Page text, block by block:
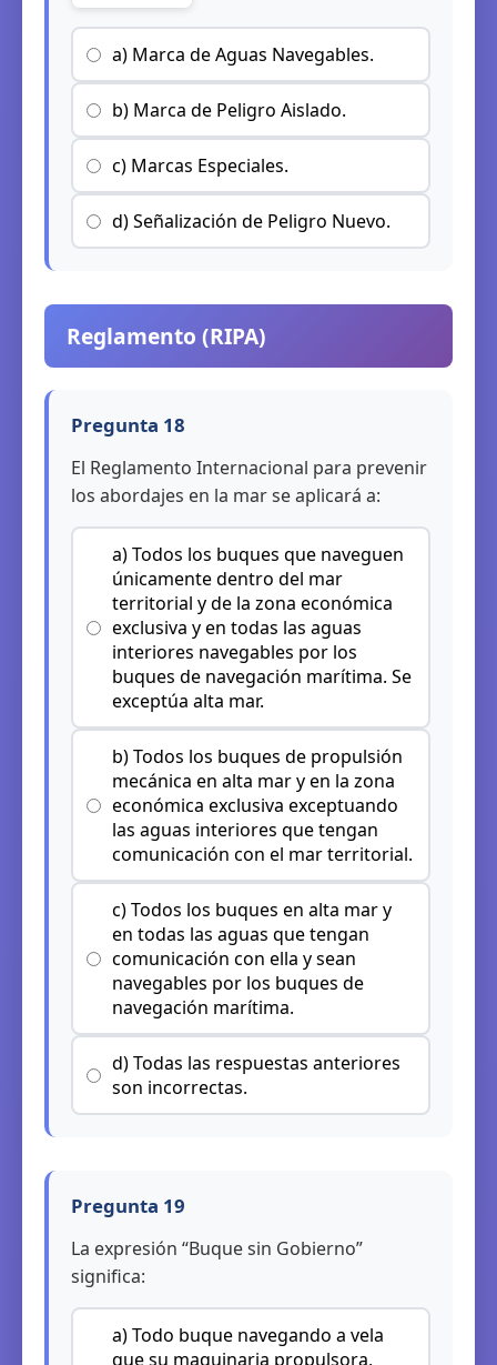
a) Marca de Aguas Navegables.
b) Marca de Peligro Aislado.
c) Marcas Especiales.
d) Señalización de Peligro Nuevo.
Reglamento (RIPA)
Pregunta 18
El Reglamento Internacional para prevenir
los abordajes en la mar se aplicará a:
a) Todos los buques que naveguen
únicamente dentro del mar
territorial y de la zona económica
exclusiva y en todas las aguas
interiores navegables por los
buques de navegación marítima. Se
exceptúa alta mar.
b) Todos los buques de propulsión
mecánica en alta mar y en la zona
económica exclusiva exceptuando
las aguas interiores que tengan
comunicación con el mar territorial.
c) Todos los buques en alta mar y
en todas las aguas que tengan
comunicación con ella y sean
navegables por los buques de
navegación marítima.
d) Todas las respuestas anteriores
son incorrectas.
Pregunta 19
La expresión “Buque sin Gobierno”
significa:
a) Todo buque navegando a vela
que su maquinaria propulsora,